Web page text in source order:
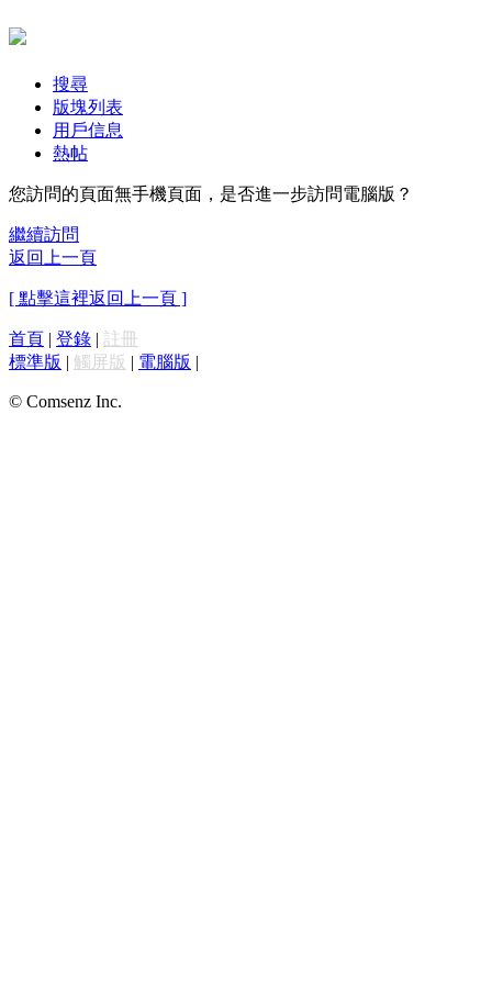
搜尋
版塊列表
用戶信息
熱帖
您訪問的頁面無手機頁面，是否進一步訪問電腦版？
繼續訪問
返回上一頁
[ 點擊這裡返回上一頁 ]
首頁 | 登錄 | 註冊
標準版 | 觸屏版 | 電腦版 |
© Comsenz Inc.